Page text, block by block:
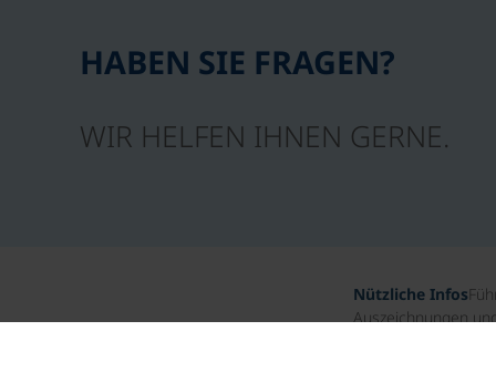
HABEN SIE FRAGEN?
WIR HELFEN IHNEN GERNE.
Nützliche Infos
Auszeichnungen